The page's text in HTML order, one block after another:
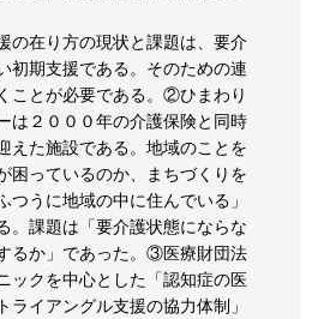
の在り方の現状と課題は、要介
初期支援である。そのための連
ことが必要である。②ひまわり
は２０００年の介護保険と同時
えた施設である。地域のことを
困っているのか、まちづくりを
つうに地域の中に住んでいる」
。課題は「要介護状態にならな
るか」であった。③医療財団法
ックを中心とした「認知症の医
ライアングル支援の協力体制」